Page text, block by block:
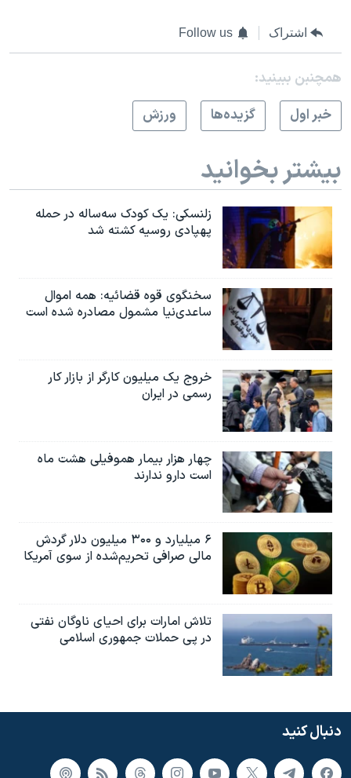
اشتراک Follow us
همچنبن ببینید:
خبر اول
گزيده‌ها ورزش
بیشتر بخوانید
زلنسکی: یک کودک سه‌ساله در حمله
پهپادی روسیه کشته شد
سخنگوی قوه قضائیه: همه اموال
ساعدی‌نیا مشمول مصادره شده است
خروج یک میلیون کارگر از بازار کار
رسمی در ایران
چهار هزار بیمار هموفیلی هشت ماه
است دارو ندارند
۶ میلیارد و ۳۰۰ میلیون دلار گردش
مالی صرافی تحریم‌شده از سوی آمریکا
تلاش امارات برای احیای ناوگان نفتی
در پی حملات جمهوری اسلامی
دنبال کنید